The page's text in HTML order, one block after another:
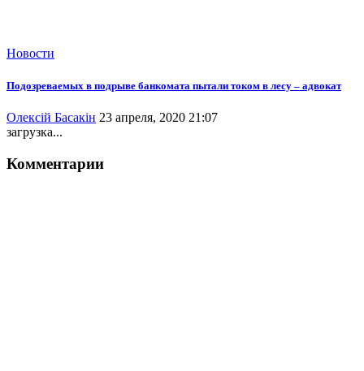
Новости
Подозреваемых в подрыве банкомата пытали током в лесу – адвокат
Олексій Басакін 23 апреля, 2020 21:07
загрузка...
Комментарии